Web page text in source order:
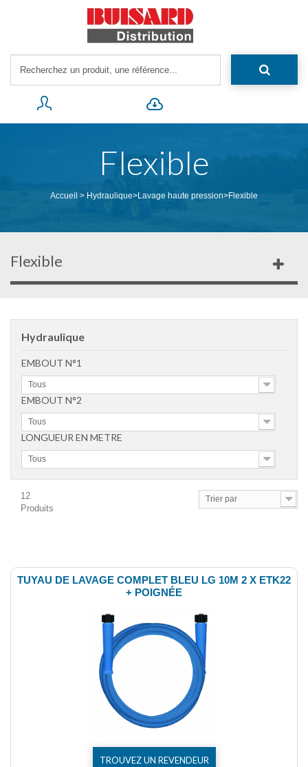
Flexible
Accueil > Hydraulique>Lavage haute pression>Flexible
Flexible
Hydraulique
EMBOUT N°1
Tous
EMBOUT N°2
Tous
LONGUEUR EN METRE
Tous
12
Produits
Trier par
TUYAU DE LAVAGE COMPLET BLEU LG 10M 2 X ETK22
+ POIGNÉE
TROUVEZ UN REVENDEUR